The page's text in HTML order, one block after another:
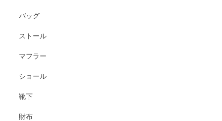
バッグ
ストール
マフラー
ショール
靴下
財布